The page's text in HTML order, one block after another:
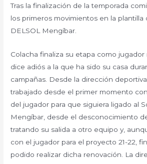
Tras la finalización de la temporada
los primeros movimientos en la plantilla
DELSOL Mengíbar.
Colacha finaliza su etapa como
dice adiós a la que ha sido su casa
campañas. Desde la dirección
trabajado desde el primer momento
del jugador para que siguiera ligado al
Mengíbar, desde el desconocimiento
tratando su salida a otro equipo y,
con el jugador para el proyecto 21-22,
podido realizar dicha renovación. La